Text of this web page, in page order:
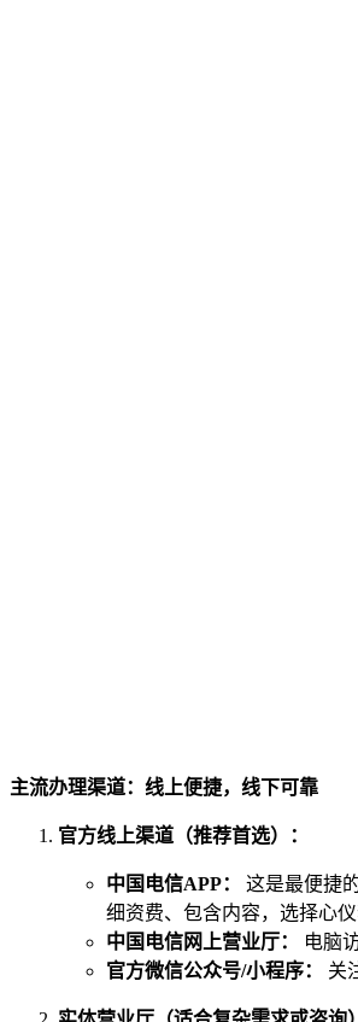
主流办理渠道：线上便捷，线下可靠
官方线上渠道（推荐首选）：
中国电信APP：
这是最便捷
细资费、包含内容，选择心
中国电信网上营业厅：
电脑
官方微信公众号/小程序：
关